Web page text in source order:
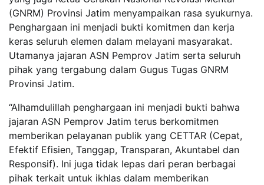
(GNRM) Provinsi Jatim menyampaikan rasa syukurnya.
Penghargaan ini menjadi bukti komitmen dan kerja
keras seluruh elemen dalam melayani masyarakat.
Utamanya jajaran ASN Pemprov Jatim serta seluruh
pihak yang tergabung dalam Gugus Tugas GNRM
Provinsi Jatim.
“Alhamdulillah penghargaan ini menjadi bukti bahwa
jajaran ASN Pemprov Jatim terus berkomitmen
memberikan pelayanan publik yang CETTAR (Cepat,
Efektif Efisien, Tanggap, Transparan, Akuntabel dan
Responsif). Ini juga tidak lepas dari peran berbagai
pihak terkait untuk ikhlas dalam memberikan